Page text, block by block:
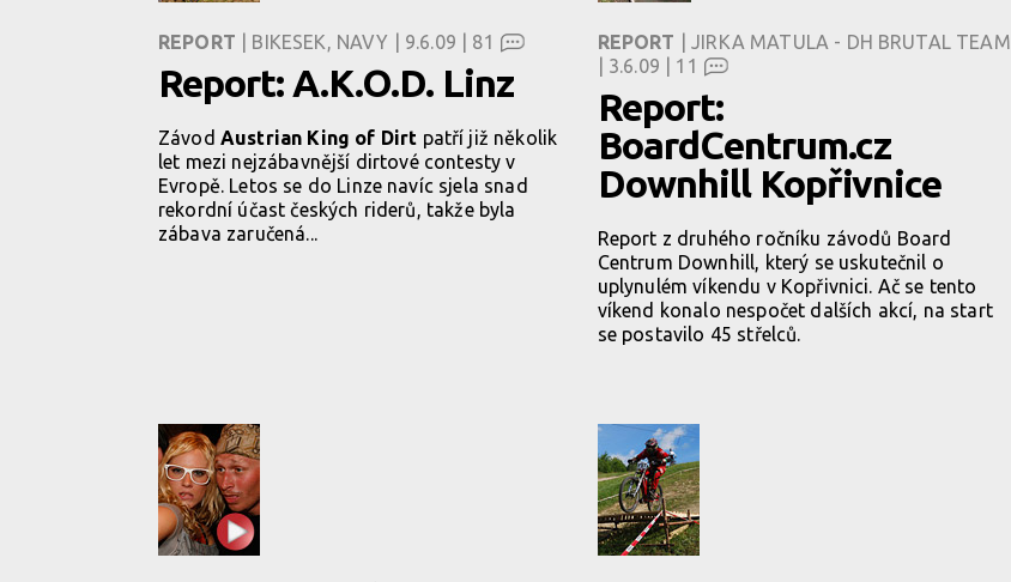
REPORT | BIKESEK, NAVY | 9.6.09 | 81
Report: A.K.O.D. Linz
Závod Austrian King of Dirt patří již několik
let mezi nejzábavnější dirtové contesty v
Evropě. Letos se do Linze navíc sjela snad
rekordní účast českých riderů, takže byla
zábava zaručená...
REPORT | JIRKA MATULA - DH BRUTAL TEAM
| 3.6.09 | 11
Report:
BoardCentrum.cz
Downhill Kopřivnice
Report z druhého ročníku závodů Board
Centrum Downhill, který se uskutečnil o
uplynulém víkendu v Kopřivnici. Ač se tento
víkend konalo nespočet dalších akcí, na start
se postavilo 45 střelců.